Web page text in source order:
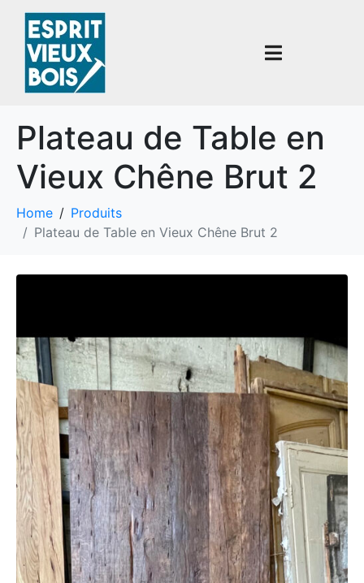
Plateau de Table en
Vieux Chêne Brut 2
Home
Produits
Plateau de Table en Vieux Chêne Brut 2